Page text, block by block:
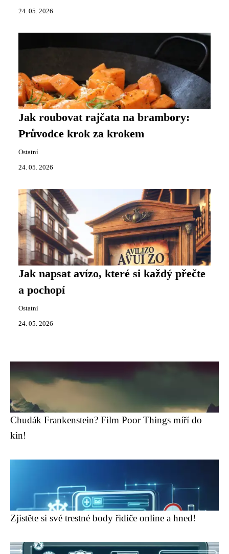
24. 05. 2026
Jak roubovat rajčata na brambory:
Průvodce krok za krokem
Ostatní
24. 05. 2026
Jak napsat avízo, které si každý přečte
a pochopí
Ostatní
24. 05. 2026
Chudák Frankenstein? Film Poor Things míří do
kin!
Zjistěte si své trestné body řidiče online a hned!